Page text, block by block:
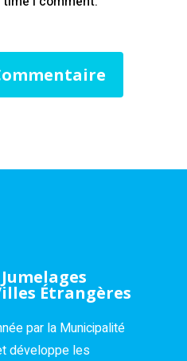
Étrangères
par la Municipalité
développe les